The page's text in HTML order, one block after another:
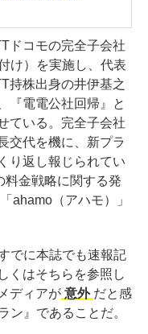
ドコモの完全子会社
け）を実施し、代表
持株出身の井伊基之
『電電公社回帰』と
ている。完全子会社
交代を機に、新プラ
り返し報じられてい
料金戦略に関する発
ahamo（アハモ）」
でに本誌でも速報記
くはそちらを参照し
ディアが意外 だと感
ン』であることだ。